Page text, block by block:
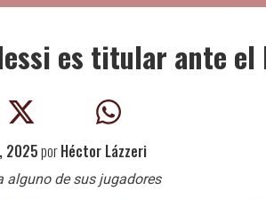
es titular ante el
2025porHéctor Lázzeri
alguno de sus jugadores